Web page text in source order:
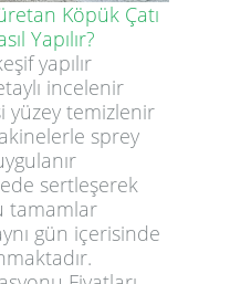
Köpük Çatı
Yapılır?
yapılır
incelenir
yüzey temizlenir
sprey
sertleşerek
tamamlar
gün içerisinde